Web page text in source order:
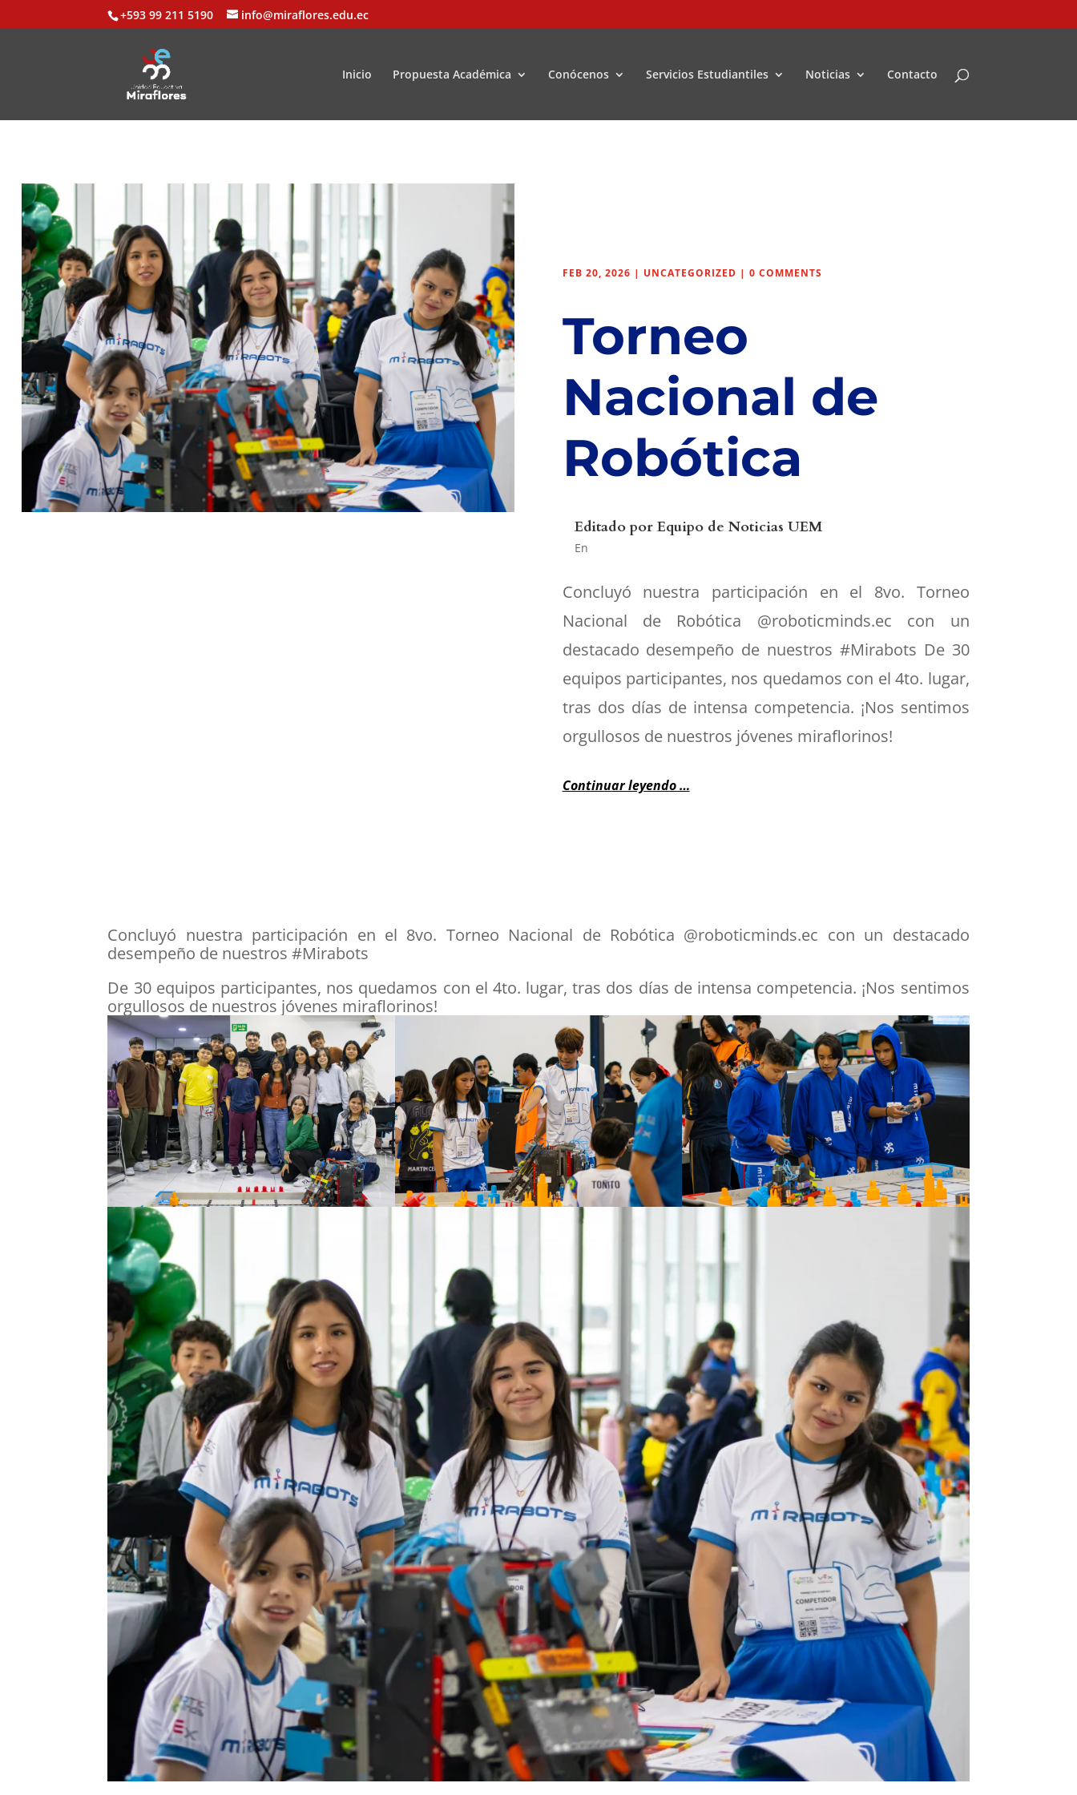
+593 99 211 5190 info@miraflores.edu.ec
Inicio Propuesta Académica Conócenos Servicios Estudiantiles Noticias Contacto
FEB 20, 2026 | UNCATEGORIZED | 0 COMMENTS
Torneo
Nacional de
Robótica
Editado porEquipo de Noticias UEM
En
Concluyó nuestra participación en el 8vo. Torneo
Nacional de Robótica @roboticminds.ec con un
destacado desempeño de nuestros #Mirabots De 30
equipos participantes, nos quedamos con el 4to. lugar,
tras dos días de intensa competencia. ¡Nos sentimos
orgullosos de nuestros jóvenes miraflorinos!
Continuar leyendo …
Concluyó nuestra participación en el 8vo. Torneo Nacional de Robótica @roboticminds.ec con un destacado
desempeño de nuestros #Mirabots
De 30 equipos participantes, nos quedamos con el 4to. lugar, tras dos días de intensa competencia. ¡Nos sentimos
orgullosos de nuestros jóvenes miraflorinos!